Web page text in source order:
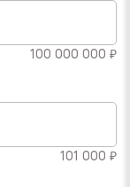
100 000 000 ₽
101 000 ₽